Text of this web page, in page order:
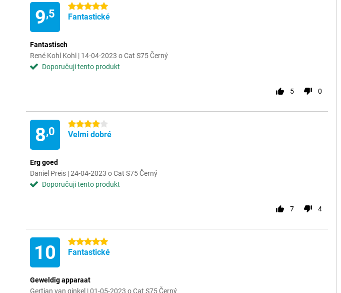
9,5
5 hvězdičky
Fantastické
Fantastisch
René Kohl Kohl | 14-04-2023 o Cat S75 Černý
Doporučuji tento produkt
5 0
8,0
4 hvězdičky
Velmi dobré
Erg goed
Daniel Preis | 24-04-2023 o Cat S75 Černý
Doporučuji tento produkt
7 4
10 5 hvězdičky
Fantastické
Geweldig apparaat
Gertjan van ginkel | 01-05-2023 o Cat S75 Černý